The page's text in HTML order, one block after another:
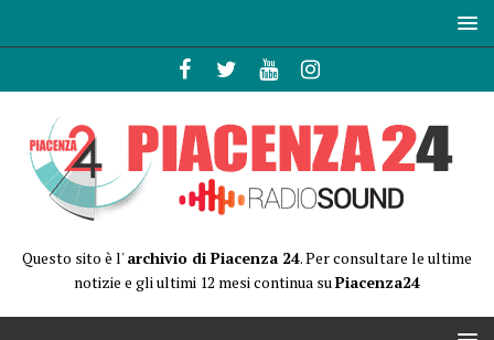
Questo sito è l'archivio di Piacenza 24. Per consultare le ultime
notizie e gli ultimi 12 mesi continua suPiacenza24